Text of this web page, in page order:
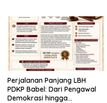
Berkeadilan
Perjalanan Panjang LBH
PDKP Babel: Dari Pengawal
Demokrasi hingga